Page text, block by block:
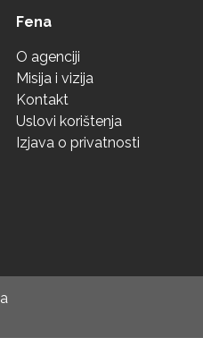
Fena
O agenciji
Misija i vizija
Kontakt
Uslovi korištenja
Izjava o privatnosti